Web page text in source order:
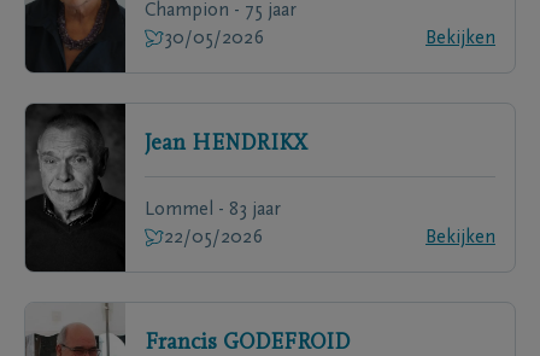
Champion - 75 jaar
30/05/2026
Bekijken
Jean HENDRIKX
Lommel - 83 jaar
22/05/2026
Bekijken
Francis GODEFROID